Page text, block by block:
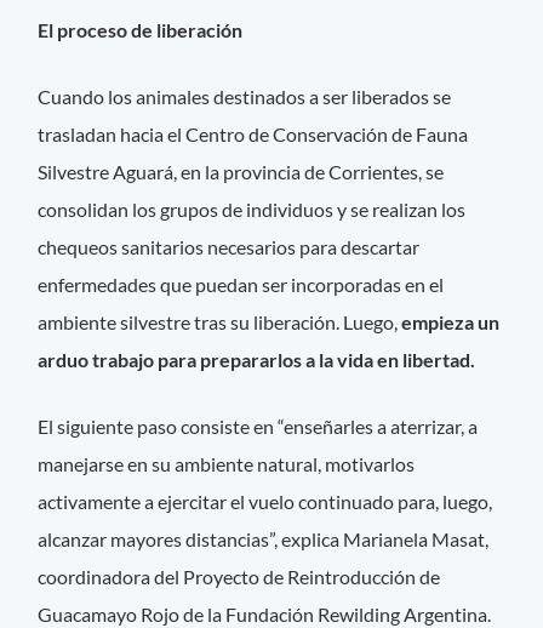
El proceso de liberación
Cuando los animales destinados a ser liberados se
trasladan hacia el Centro de Conservación de Fauna
Silvestre Aguará, en la provincia de Corrientes, se
consolidan los grupos de individuos y se realizan los
chequeos sanitarios necesarios para descartar
enfermedades que puedan ser incorporadas en el
ambiente silvestre tras su liberación. Luego,empieza un
arduo trabajo para prepararlos a la vida en libertad.
El siguiente paso consiste en “enseñarles a aterrizar, a
manejarse en su ambiente natural, motivarlos
activamente a ejercitar el vuelo continuado para, luego,
alcanzar mayores distancias”, explica Marianela Masat,
coordinadora del Proyecto de Reintroducción de
Guacamayo Rojo de la Fundación Rewilding Argentina.